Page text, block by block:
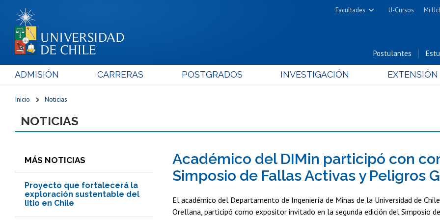
Facultades
Cs. Físicas y Matemáticas
Cs. Químicas y Farmacéuticas
Estudios Avanzados en Educación
Nutrición y Tecnología de
Alimentos
U-Cursos Mi
Postulantes
ADMISIÓN CARRERAS POSTGRADOS INVESTIGACIÓN EXTENSIÓN
Inicio Noticias
NOTICIAS
MÁS NOTICIAS
Proyecto que fortalecerá la
exploración sustentable del
litio en Chile
Académico del DIMin participó con
Simposio de Fallas Activas y Peligros
El académico del Departamento de Ingeniería de Minas de la Universidad de
Orellana, participó como expositor invitado en la segunda edición del Simposio